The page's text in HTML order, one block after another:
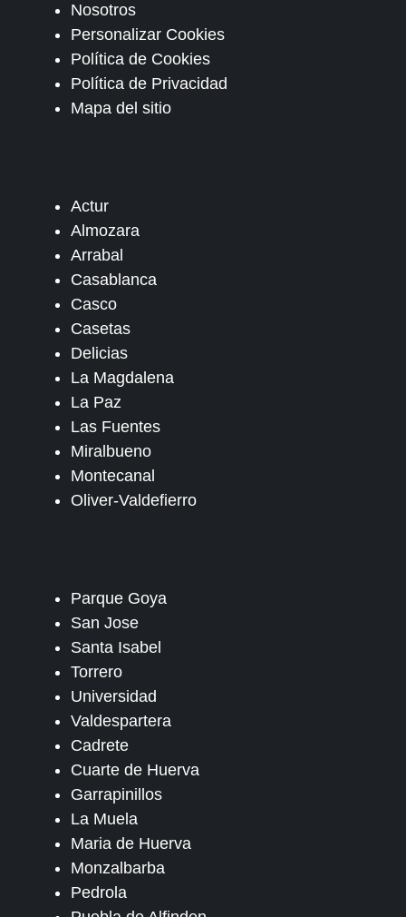
Nosotros
Personalizar Cookies
Política de Cookies
Política de Privacidad
Mapa del sitio
Actur
Almozara
Arrabal
Casablanca
Casco
Casetas
Delicias
La Magdalena
La Paz
Las Fuentes
Miralbueno
Montecanal
Oliver-Valdefierro
Parque Goya
San Jose
Santa Isabel
Torrero
Universidad
Valdespartera
Cadrete
Cuarte de Huerva
Garrapinillos
La Muela
Maria de Huerva
Monzalbarba
Pedrola